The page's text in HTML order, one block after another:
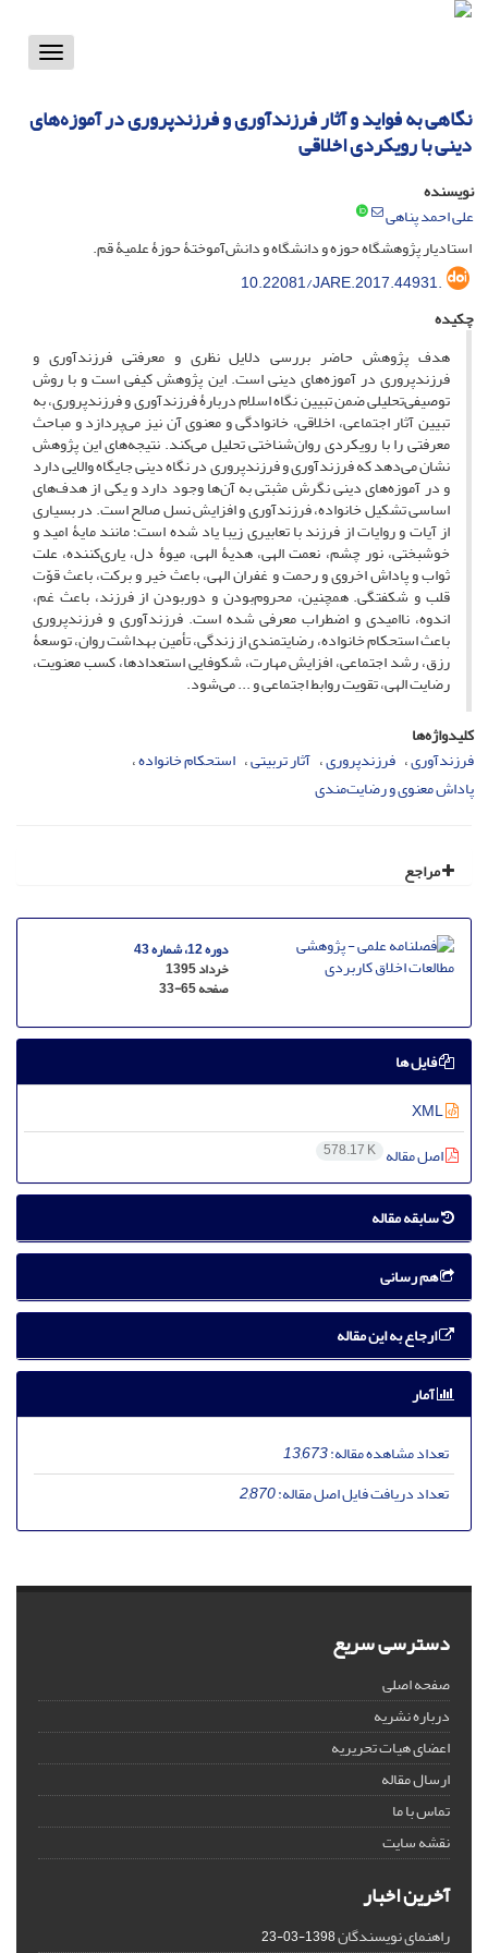
Toggle
نگاهی به فواید و آثار فرزندآوری و فرزندپروری در آموزه‌های
دینی با رویکردی اخلاقی
نویسنده
علی احمد پناهی
استادیار پژوهشگاه حوزه و دانشگاه و دانش‌آموختۀ حوزۀ علمیۀ قم.
10.22081/JARE.2017.44931.
چکیده
هدف پژوهش حاضر بررسی دلایل نظری و معرفتی فرزندآوری و
فرزندپروری در آموزه‌های دینی است. این پژوهش کیفی است و با روش
توصیفی‌تحلیلی ضمن تبیین نگاه اسلام دربارۀ فرزندآوری و فرزندپروری، به
تبیین آثار اجتماعی، اخلاقی، خانوادگی و معنوی آن نیز می‌پردازد و مباحث
معرفتی را با رویکردی روان‌شناختی تحلیل می‌کند. نتیجه‌های این پژوهش
نشان می‌دهد که فرزندآوری و فرزندپروری در نگاه دینی جایگاه والایی دارد
و در آموزه‌های دینی نگرش مثبتی به آن‌ها وجود دارد و یکی از هدف‌های
اساسی تشکیل خانواده، فرزندآوری و افزایش نسل صالح است. در بسیاری
از آیات و روایات از فرزند با تعابیری زیبا یاد شده است؛ مانند مایۀ امید و
خوشبختی، نور چشم، نعمت الهی، هدیۀ الهی، میوۀ دل، یاری‌کننده، علت
ثواب و پاداش اخروی و رحمت و غفران الهی، باعث خیر و برکت، باعث قوّت
قلب و شکفتگی. همچنین، محروم‌‌بودن و دوربودن از فرزند، باعث غم،
اندوه، ناامیدی و اضطراب معرفی شده است. فرزندآوری و فرزندپروری
باعث استحکام خانواده، رضایتمندی از زندگی، تأمین بهداشت روان، توسعۀ
رزق، رشد اجتماعی، افزایش مهارت، شکوفایی استعدادها، کسب معنویت،
رضایت الهی، تقویت روابط اجتماعی و ... می‌شود.
کلیدواژه‌ها
فرزندآوری فرزندپروری آثار تربیتی استحکام خانواده
پاداش معنوی و رضایت‌مندی
مراجع
دوره 12، شماره 43
خرداد 1395
صفحه33-65
فایل ها
اصل مقاله 578.17 K
سابقه مقاله
هم رسانی
ارجاع به این مقاله
آمار
تعداد مشاهده مقاله:13,673
تعداد دریافت فایل اصل مقاله:2,870
دسترسی سریع
صفحه اصلی
درباره نشریه
اعضای هیات تحریریه
ارسال مقاله
تماس با ما
نقشه سایت
آخرین اخبار
راهنمای نویسندگان1398-03-23